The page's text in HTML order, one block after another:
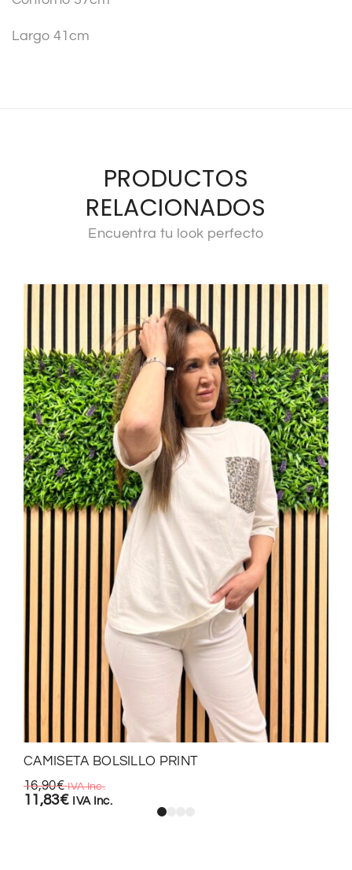
Largo 41cm
PRODUCTOS
RELACIONADOS
Encuentra tu look perfecto
CAMISETA BOLSILLO PRINT
16,90€ IVA Inc.
11,83€ IVA Inc.